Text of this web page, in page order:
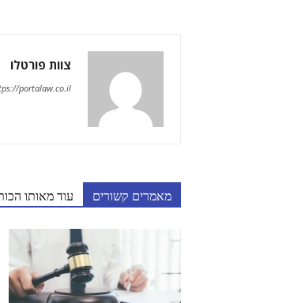
צוות פורטלו
portalaw.co.il
מאמרים קשורים עוד מאותו